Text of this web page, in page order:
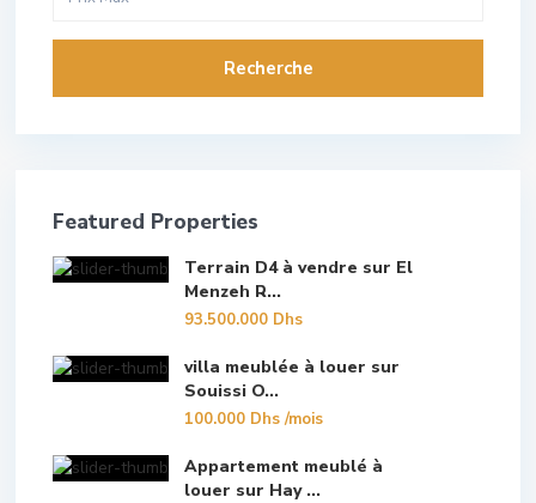
Recherche
Featured Properties
Terrain D4 à vendre sur El
Menzeh R...
93.500.000 Dhs
villa meublée à louer sur
Souissi O...
100.000 Dhs/mois
Appartement meublé à
louer sur Hay ...